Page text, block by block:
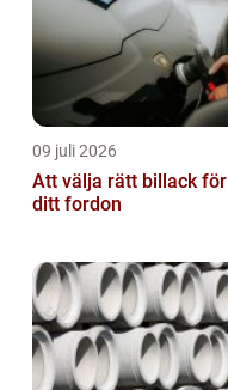
09 juli 2026
Att välja rätt billack för
ditt fordon